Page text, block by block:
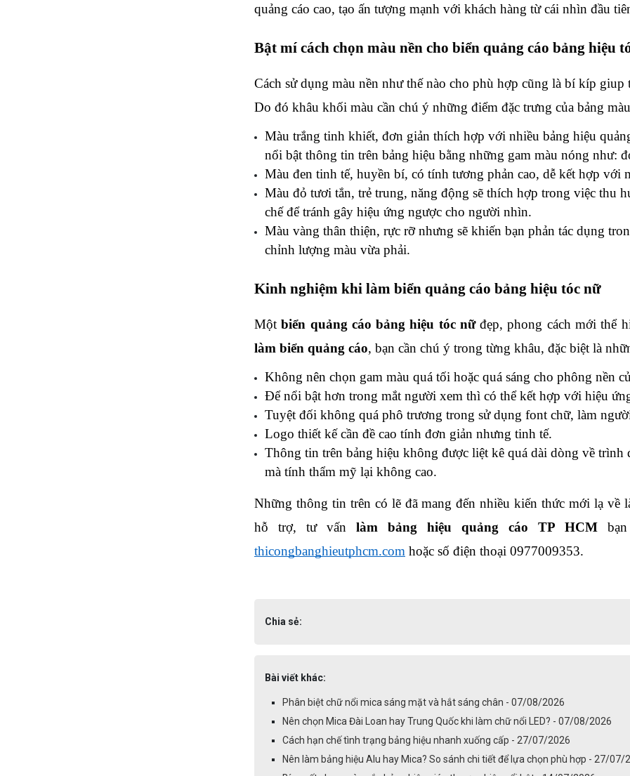
quảng cáo cao, tạo ấn tượng mạnh với khách hàng từ cái nhìn đầu
Bật mí cách chọn màu nền cho biển quảng cáo bảng hiệu
Cách sử dụng màu nền như thế nào cho phù hợp cũng là bí kíp
Do đó khâu khối màu cần chú ý những điểm đặc trưng của bảng
Màu trắng tinh khiết, đơn giản thích hợp với nhiều bảng hiệu
nổi bật thông tin trên bảng hiệu bằng những gam màu nóng như:
Màu đen tinh tế, huyền bí, có tính tương phản cao, dễ kết hợp với
Màu đỏ tươi tắn, trẻ trung, năng động sẽ thích hợp trong việc thu
chế để tránh gây hiệu ứng ngược cho người nhìn.
Màu vàng thân thiện, rực rỡ nhưng sẽ khiến bạn phản tác dụng
chỉnh lượng màu vừa phải.
Kinh nghiệm khi làm biển quảng cáo bảng hiệu tóc nữ
Một biển quảng cáo bảng hiệu tóc nữ
làm biển quảng cáo, bạn cần chú ý trong từng khâu, đặc biệt là
Không nên chọn gam màu quá tối hoặc quá sáng cho phông nền
Để nổi bật hơn trong mắt người xem thì có thể kết hợp với hiệu
Tuyệt đối không quá phô trương trong sử dụng font chữ, làm
Logo thiết kế cần đề cao tính đơn giản nhưng tinh tế.
Thông tin trên bảng hiệu không được liệt kê quá dài dòng về trình
mà tính thẩm mỹ lại không cao.
Những thông tin trên có lẽ đã mang đến nhiều kiến thức mới lạ về
hỗ trợ, tư vấn làm bảng hiệu quảng cáo TP HCM
thicongbanghieutphcm.com hoặc số điện thoại 0977009353.
Chia sẻ:
Bài viết khác:
Phân biệt chữ nổi mica sáng mặt và hắt sáng chân - 07/08/2026
Nên chọn Mica Đài Loan hay Trung Quốc khi làm chữ nổi LED? - 07/08/2026
Cách hạn chế tình trạng bảng hiệu nhanh xuống cấp - 27/07/2026
Nên làm bảng hiệu Alu hay Mica? So sánh chi tiết để lựa chọn phù hợp - 27/07/